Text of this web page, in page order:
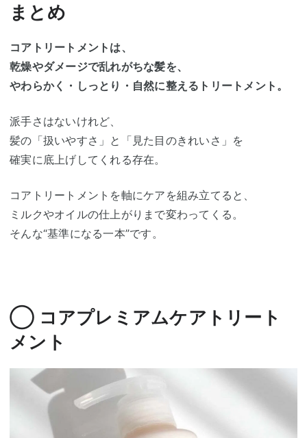
まとめ
コアトリートメントは、
乾燥やダメージで乱れがちな髪を、
やわらかく・しっとり・自然に整えるトリートメント。
派手さはないけれど、
髪の「扱いやすさ」と「見た目のきれいさ」を
確実に底上げしてくれる存在。
コアトリートメントを軸にケアを組み立てると、
ミルクやオイルの仕上がりまで変わってくる。
そんな“基準になる一本”です。
◯ コアプレミアムケアトリート
メント